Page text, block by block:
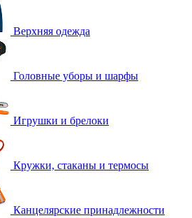
Верхняя одежда
Головные уборы и шарфы
Игрушки и брелоки
Кружки, стаканы и термосы
Канцелярские принадлежности